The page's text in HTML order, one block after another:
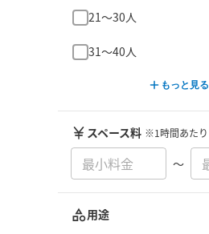
21〜30人
31〜40人
もっと見る
スペース料 ※1時間あたり
〜
用途